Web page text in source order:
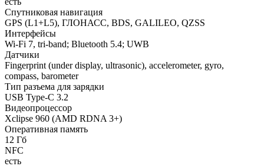
Спутниковая навигация
GPS (L1+L5), ГЛОНАСС, BDS, GALILEO, QZSS
Интерфейсы
Wi-Fi 7, tri-band; Bluetooth 5.4; UWB
Датчики
Fingerprint (under display, ultrasonic), accelerometer, gyro,
compass, barometer
Тип разъема для зарядки
USB Type-C 3.2
Видеопроцессор
Xclipse 960 (AMD RDNA 3+)
Оперативная память
12 Гб
NFC
есть